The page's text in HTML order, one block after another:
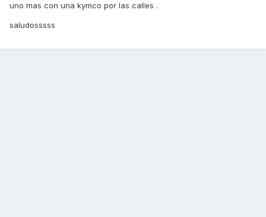
uno mas con una kymco por las calles .
saludosssss